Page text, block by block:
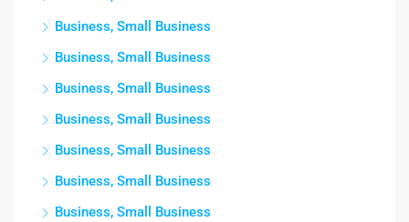
Business, Small Business
Business, Small Business
Business, Small Business
Business, Small Business
Business, Small Business
Business, Small Business
Business, Small Business